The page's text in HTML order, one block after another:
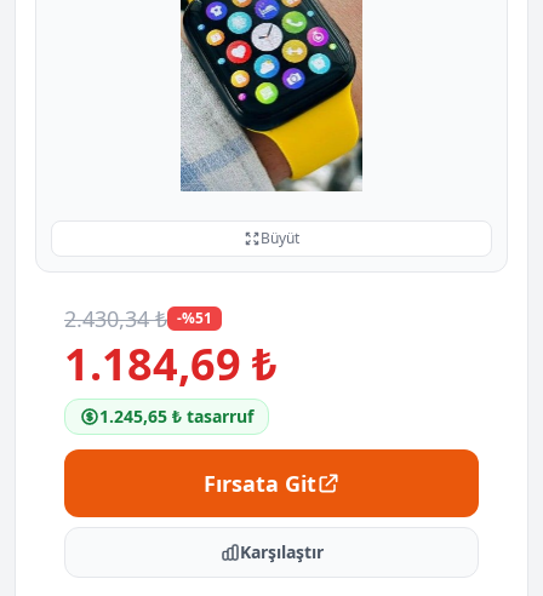
Büyüt
2.430,34 ₺ -%51
1.184,69 ₺
1.245,65 ₺ tasarruf
Fırsata Git
Karşılaştır